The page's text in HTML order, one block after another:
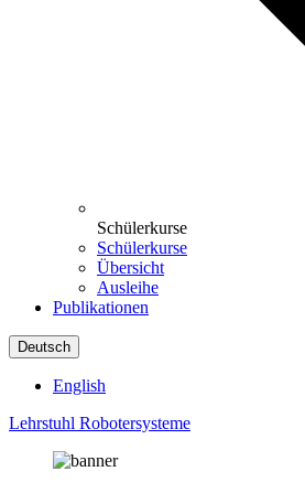
Schülerkurse
Schülerkurse
Übersicht
Ausleihe
Publikationen
Deutsch
English
Lehrstuhl Robotersysteme